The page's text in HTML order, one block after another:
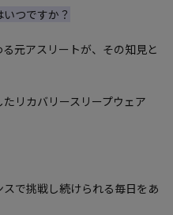
つですか？
元アスリートが、その知見と
リカバリースリープウェア
で挑戦し続けられる毎日をあ